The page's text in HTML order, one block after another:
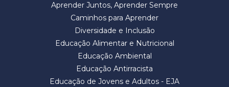
Aprender Juntos, Aprender Sempre
Caminhos para Aprender
Diversidade e Inclusão
Educação Alimentar e Nutricional
Educação Ambiental
Educação Antirracista
Educação de Jovens e Adultos - EJA